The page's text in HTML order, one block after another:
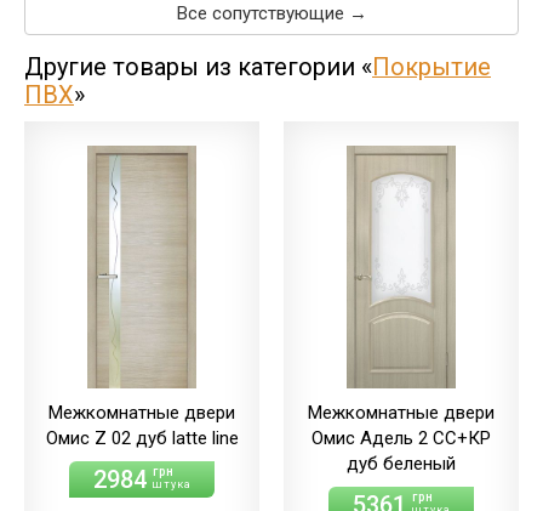
Все сопутствующие →
Другие товары из категории «Покрытие
ПВХ»
Межкомнатные двери
Омис Z 02 дуб latte line
2984 грн
штука
Межкомнатные двери
Омис Адель 2 СС+КР
дуб беленый
5361 грн